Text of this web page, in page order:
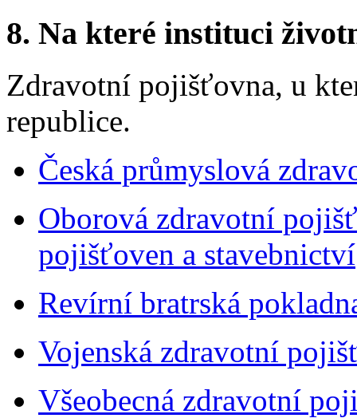
8. Na které instituci
Zdravotní pojišťovna, u
republice.
Česká průmyslová
Oborová zdravotní
pojišťoven a stavebnictví
Revírní bratrská
Vojenská zdravotní
Všeobecná zdravotní